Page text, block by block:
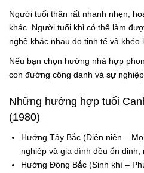
Người tuổi thân rất nhanh nhẹn,
khác. Người tuổi khỉ có thể làm
nghề khác nhau do tinh tế và khéo
Nếu bạn chọn hướng nhà hợp
con đường công danh và sự nghiệp.
Những hướng hợp tuổi
(1980)
Hướng Tây Bắc (Diên niên –
nghiệp và gia đình đều ổn định,
Hướng Đông Bắc (Sinh khí –